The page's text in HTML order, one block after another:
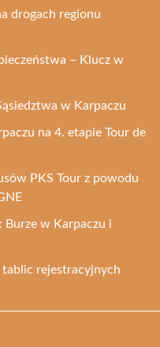
drogach regionu
– Klucz w
w Karpaczu
na 4. etapie Tour de
PKS Tour z powodu
Burze w Karpaczu i
rejestracyjnych